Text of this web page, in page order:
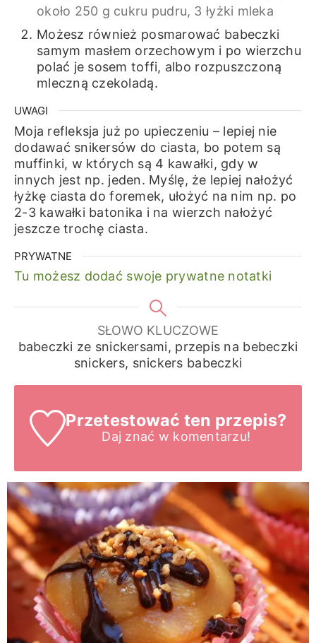
około 250 g cukru pudru, 3 łyżki mleka
Możesz również posmarować babeczki
samym masłem orzechowym i po wierzchu
polać je sosem toffi, albo rozpuszczoną
mleczną czekoladą.
UWAGI
Moja refleksja już po upieczeniu – lepiej nie
dodawać snikersów do ciasta, bo potem są
muffinki, w których są 4 kawałki, gdy w
innych jest np. jeden. Myślę, że lepiej nałożyć
łyżkę ciasta do foremek, ułożyć na nim np. po
2-3 kawałki batonika i na wierzch nałożyć
jeszcze trochę ciasta.
PRYWATNE
Tu możesz dodać swoje prywatne notatki
SŁOWO KLUCZOWE
babeczki ze snickersami, przepis na bebeczki
snickers, snickers babeczki
Przetestować ten przepis?
Daj znać w komentarzu!